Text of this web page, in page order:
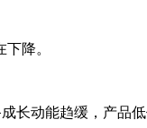
降。
长动能趋缓，产品